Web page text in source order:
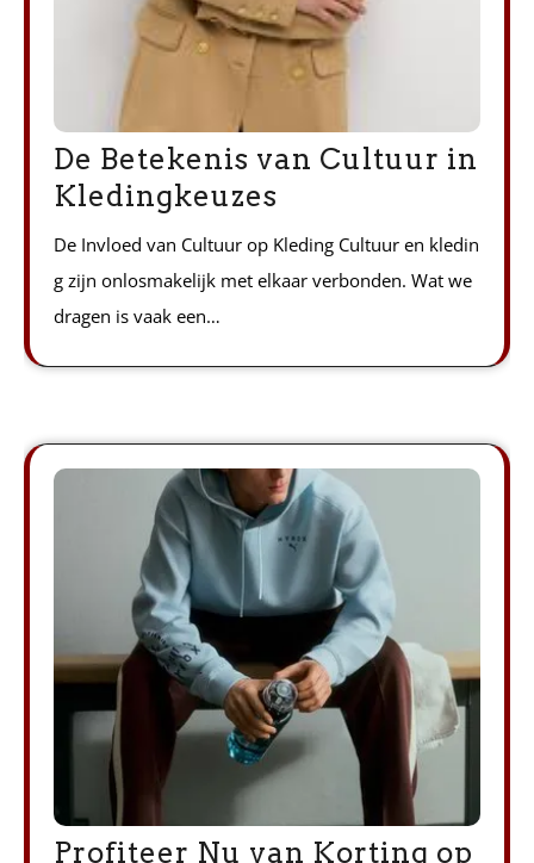
De Betekenis van Cultuur in
Kledingkeuzes
De Invloed van Cultuur op Kleding Cultuur en kledin
g zijn onlosmakelijk met elkaar verbonden. Wat we
dragen is vaak een…
Profiteer Nu van Korting op